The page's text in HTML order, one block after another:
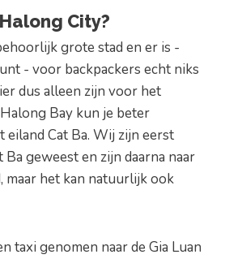
City?
grote stad en er is -
- voor backpackers echt niks
dus alleen zijn voor het
Bay kun je beter
eiland Cat Ba. Wij zijn eerst
Ba geweest en zijn daarna naar
maar het kan natuurlijk ook
taxi genomen naar de Gia Luan